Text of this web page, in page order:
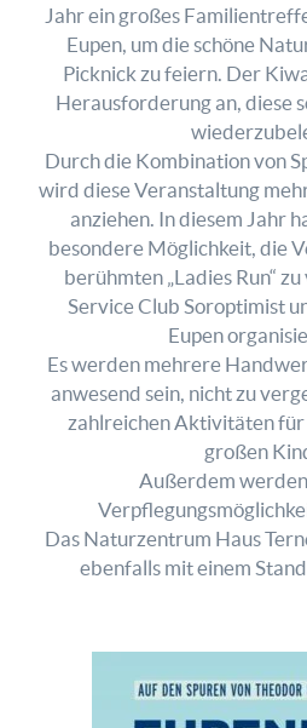
Jahr ein großes
Eupen, um die schöne
Picknick zu feiern. Der
Herausforderung an, diese
Durch die Kombination von
wird diese Veranstaltung
anziehen. In diesem Jahr
besondere Möglichkeit, die
berühmten „Ladies Run“
Service Club Soroptimist
Eupen
Es werden mehrere
anwesend sein, nicht zu
zahlreichen Aktivitäten für
großen
Außerdem
Das Naturzentrum Haus
ebenfalls mit einem